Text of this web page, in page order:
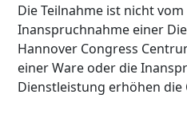
Die Teilnahme ist nicht
Inanspruchnahme einer
Hannover Congress
einer Ware oder die
Dienstleistung erhöhen die